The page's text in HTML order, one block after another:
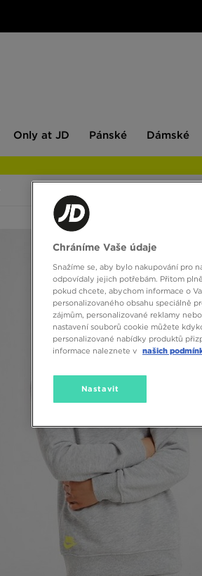
JD
Only at JD Pánské Dámské
Chráníme Vaše údaje
Snažíme se, aby bylo nakupování pro
odpovídaly jejich potřebám. Přitom
pokud chcete, abychom informace o
personalizovaného obsahu speciálně
zájmům, personalizované reklamy
nastavení souborů cookie můžete
personalizované nabídky produktů
informace naleznete v našich
Nastavit